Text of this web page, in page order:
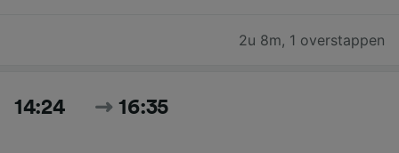
2u 8m, 1 overstappen
14:24 16:35